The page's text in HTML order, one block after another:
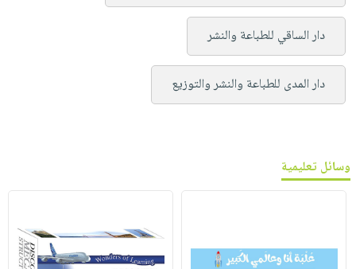
دار الساقي للطباعة والنشر
دار المدى للطباعة والنشر والتوزيع
وسائل تعليمية